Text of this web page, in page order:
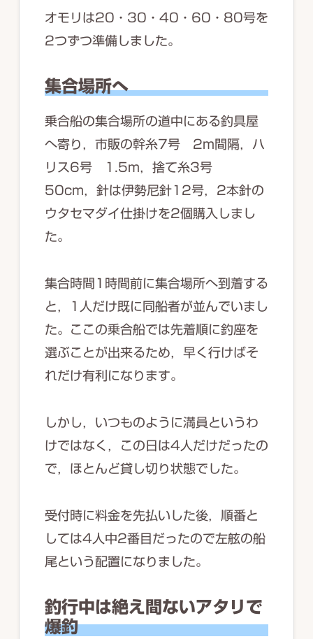
オモリは20・30・40・60・80号を
2つずつ準備しました。
集合場所へ
乗合船の集合場所の道中にある釣具屋
へ寄り，市販の幹糸7号 2m間隔，ハ
リス6号 1.5m，捨て糸3号
50cm，針は伊勢尼針12号，2本針の
ウタセマダイ仕掛けを2個購入しまし
た。
集合時間1時間前に集合場所へ到着する
と，1人だけ既に同船者が並んでいまし
た。ここの乗合船では先着順に釣座を
選ぶことが出来るため，早く行けばそ
れだけ有利になります。
しかし，いつものように満員というわ
けではなく，この日は4人だけだったの
で，ほとんど貸し切り状態でした。
受付時に料金を先払いした後，順番と
しては4人中2番目だったので左舷の船
尾という配置になりました。
釣行中は絶え間ないアタリで
爆釣